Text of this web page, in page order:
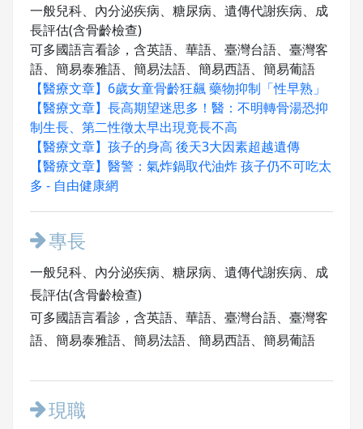
一般兒科、內分泌疾病、糖尿病、遺傳代謝疾病、成
長評估(含骨齡檢查)
可多國語言看診，含英語、華語、臺灣台語、臺灣客
語、簡易泰雅語、簡易法語、簡易西語、簡易葡語
【醫療文章】6歲女童骨齡狂飆 藥物抑制「性早熟」
【醫療文章】長高期望迷思多！醫：不明轉骨湯恐抑
制生長、第二性徵太早出現竟長不高
【醫療文章】孩子的身高 後天3大因素超越遺傳
【醫療文章】醫警：氣炸鍋取代油炸 孩子仍不可吃太
多 - 自由健康網
專長
一般兒科、內分泌疾病、糖尿病、遺傳代謝疾病、成
長評估(含骨齡檢查)
可多國語言看診，含英語、華語、臺灣台語、臺灣客
語、簡易泰雅語、簡易法語、簡易西語、簡易葡語
現職